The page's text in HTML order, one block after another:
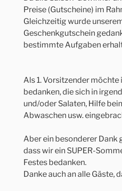
Preise (Gutscheine) im
Gleichzeitig wurde
Geschenkgutschein
bestimmte Aufgaben
Als 1. Vorsitzender
bedanken, die sich in
und/oder Salaten, Hilfe
Abwaschen usw.
Aber ein besonderer Dank
dass wir ein SUPER-
Festes bedanken.
Danke auch an alle Gäste,